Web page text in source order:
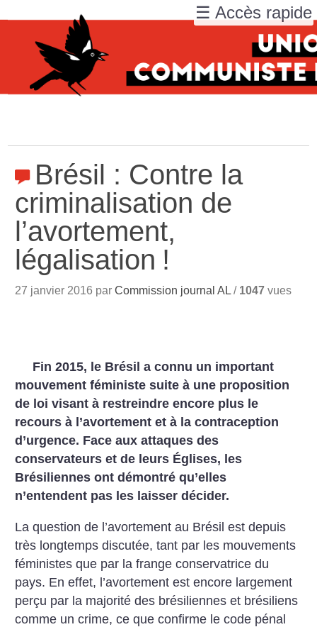
Brésil : Contre la
criminalisation de
l’avortement,
légalisation !
27 janvier 2016 parCommission journal AL / 1047 vues
Fin 2015, le Brésil a connu un important
mouvement féministe suite à une proposition
de loi visant à restreindre encore plus le
recours à l’avortement et à la contraception
d’urgence. Face aux attaques des
conservateurs et de leurs Églises, les
Brésiliennes ont démontré qu’elles
n’entendent pas les laisser décider.
La question de l’avortement au Brésil est depuis
très longtemps discutée, tant par les mouvements
féministes que par la frange conservatrice du
pays. En effet, l’avortement est encore largement
perçu par la majorité des brésiliennes et brésiliens
comme un crime, ce que confirme le code pénal
☰ Accès rapide